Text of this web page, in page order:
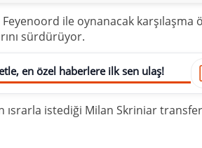
ile oynanacak karşılaşma
sürdürüyor.
en özel haberlere ilk sen ulaş!
istediği Milan Skriniar